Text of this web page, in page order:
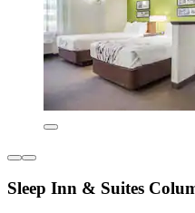
Sleep Inn & Suites